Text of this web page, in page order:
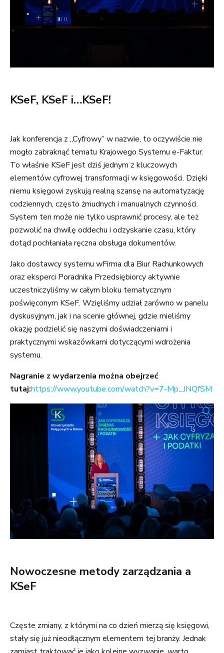
KSeF, KSeF i…KSeF!
Jak konferencja z „Cyfrowy” w nazwie, to oczywiście nie
mogło zabraknąć tematu Krajowego Systemu e-Faktur.
To właśnie KSeF jest dziś jednym z kluczowych
elementów cyfrowej transformacji w księgowości. Dzięki
niemu księgowi zyskują realną szansę na automatyzację
codziennych, często żmudnych i manualnych czynności.
System ten może nie tylko usprawnić procesy, ale też
pozwolić na chwilę oddechu i odzyskanie czasu, który
dotąd pochłaniała ręczna obsługa dokumentów.
Jako dostawcy systemu wFirma dla Biur Rachunkowych
oraz eksperci Poradnika Przedsiębiorcy aktywnie
uczestniczyliśmy w całym bloku tematycznym
poświęconym KSeF. Wzięliśmy udział zarówno w panelu
dyskusyjnym, jak i na scenie głównej, gdzie mieliśmy
okazję podzielić się naszymi doświadczeniami i
praktycznymi wskazówkami dotyczącymi wdrożenia
systemu.
Nagranie z wydarzenia można obejrzeć
tutaj:https://www.youtube.com/watch?v=7-Mp_JNQfSM
Nowoczesne metody zarządzania a
KSeF
Częste zmiany, z którymi na co dzień mierzą się księgowi,
stały się już nieodłącznym elementem tej branży. Jednak